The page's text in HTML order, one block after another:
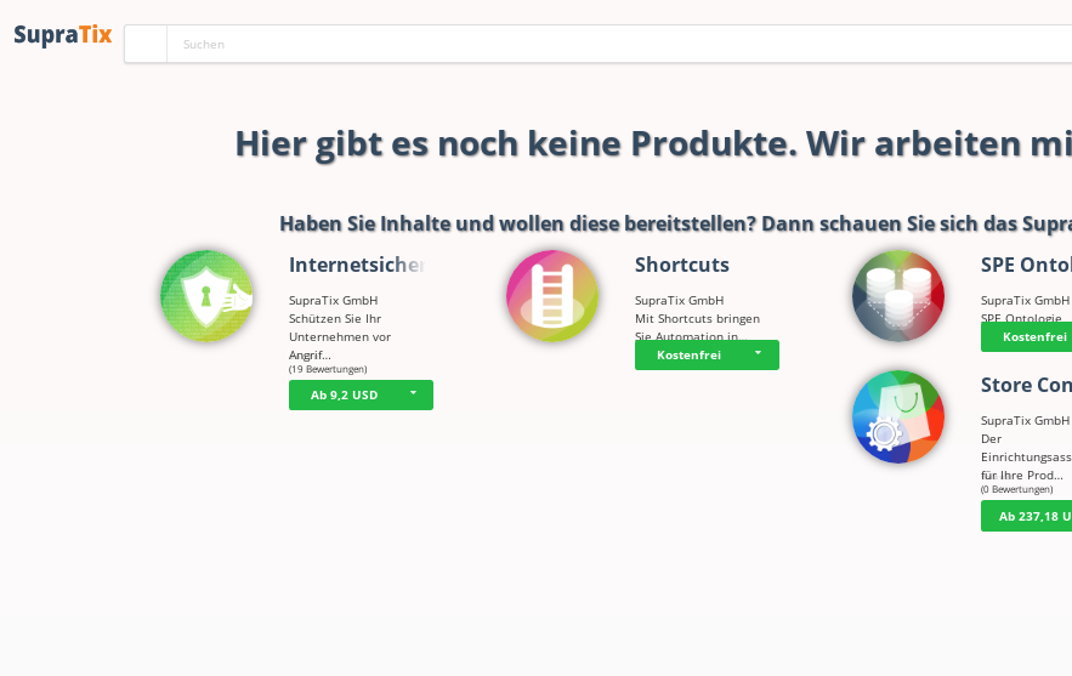
Hier gibt es noch keine Produkte. Wir arbeiten
Haben Sie Inhalte und wollen diese bereitstellen? Dann schauen Sie sich das
Internetsicherh…
SupraTix GmbH
Schützen Sie Ihr
Unternehmen vor
Angrif…
☆☆☆☆☆
(19 Bewertungen)
Ab 9,2 USD
Shortcuts
SupraTix GmbH
Mit Shortcuts bringen
Sie Automation in…
Kostenfrei
SPE
SupraTix GmbH
SPE Ontologie
Kostenfrei
Store
SupraTix GmbH
Der
für Ihre Prod…
☆☆☆ ☆☆
(0 Bewertungen)
Ab 237,18